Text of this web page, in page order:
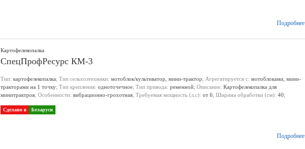
Подробнее
Картофелекопалка
СпецПрофРесурс КМ-3
Тип: картофелекопалка; Тип сельхозтехники: мотоблок/культиватор, мини-трактор; Агрегатируется с: мотоблоками, мини-
тракторами на 1 точку; Тип крепления: одноточечное; Тип привода: ременной; Описание: Картофелекопалка для
минитрактров; Особенности: вибрационно-грохотная; Требуемая мощность (л.с): от 6; Ширина обработки (см): 40;
Сделано в Беларуси
Подробнее